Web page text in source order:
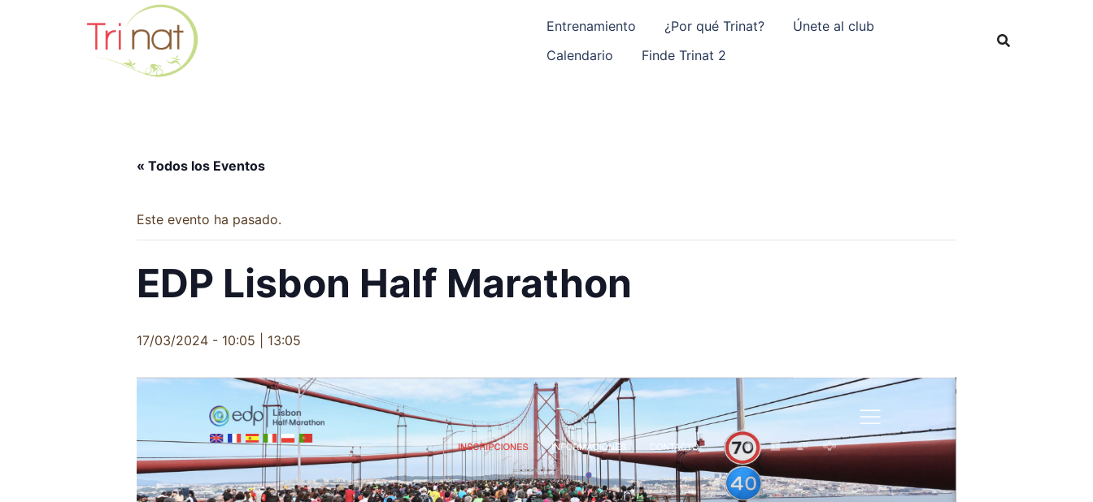
Entrenamiento ¿Por qué Trinat?
Únete al club
Calendario
Finde Trinat 2
« Todos los Eventos
Este evento ha pasado.
EDP Lisbon Half Marathon
17/03/2024 - 10:05 13:05